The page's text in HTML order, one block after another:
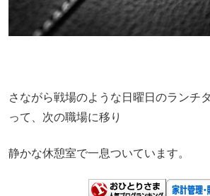
さながら戦場のような日曜日のランチ
って、次の職場に移り
静かな休憩室で一息ついています。